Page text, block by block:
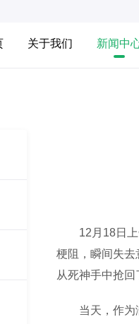
关于我们 新闻中
12月18日上午
梗阻，瞬间失去
从死神手中抢回
当天，作为滁